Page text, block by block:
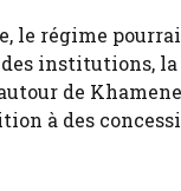
le régime
institutions,
de
à des